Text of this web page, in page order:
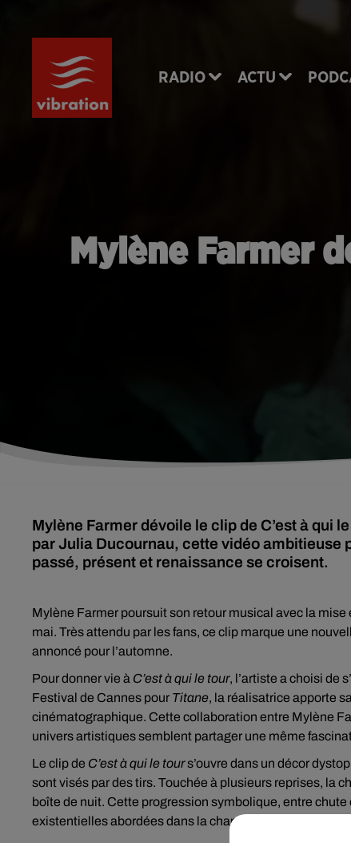
RADIO ACTU
Mylène Farmer
Mylène Farmer dévoile le clip de C’est à qui
par Julia Ducournau, cette vidéo ambitieuse
passé, présent et renaissance se croisent.
Mylène Farmer poursuit son retour musical avec la mise
mai. Très attendu par les fans, ce clip marque une
annoncé pour l’automne.
Pour donner vie à C’est à qui le tour, l’artiste a choisi de
Festival de Cannes pour Titane, la réalisatrice apporte
cinématographique. Cette collaboration entre Mylène
univers artistiques semblent partager une même
Le clip de C’est à qui le tours’ouvre dans un décor
sont visés par des tirs. Touchée à plusieurs reprises, la
boîte de nuit. Cette progression symbolique, entre
existentielles abordées dans la chanson.